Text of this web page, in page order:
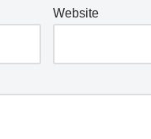
Website